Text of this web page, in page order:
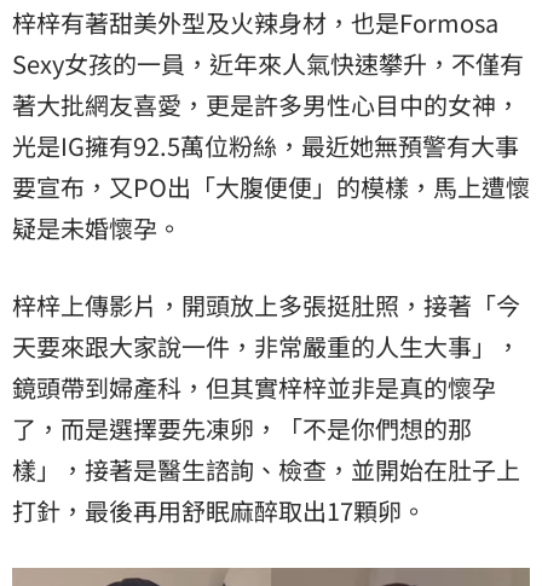
梓梓有著甜美外型及火辣身材，也是Formosa
Sexy女孩的一員，近年來人氣快速攀升，不僅有
著大批網友喜愛，更是許多男性心目中的女神，
光是IG擁有92.5萬位粉絲，最近她無預警有大事
要宣布，又PO出「大腹便便」的模樣，馬上遭懷
疑是未婚懷孕。
梓梓上傳影片，開頭放上多張挺肚照，接著「今
天要來跟大家說一件，非常嚴重的人生大事」，
鏡頭帶到婦產科，但其實梓梓並非是真的懷孕
了，而是選擇要先凍卵，「不是你們想的那
樣」，接著是醫生諮詢、檢查，並開始在肚子上
打針，最後再用舒眠麻醉取出17顆卵。